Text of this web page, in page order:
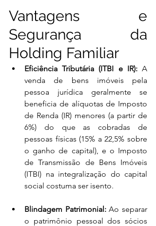
Vantagens e
Segurança da
Holding Familiar
Eficiência Tributária (ITBI e IR): A
venda de bens imóveis pela
pessoa jurídica geralmente se
beneficia de alíquotas de Imposto
de Renda (IR) menores (a partir de
6%) do que as cobradas de
pessoas físicas (15% a 22,5% sobre
o ganho de capital), e o Imposto
de Transmissão de Bens Imóveis
(ITBI) na integralização do capital
social costuma ser isento.
Blindagem Patrimonial: Ao separar
o patrimônio pessoal dos sócios